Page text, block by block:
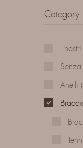
Category
I
Anelli